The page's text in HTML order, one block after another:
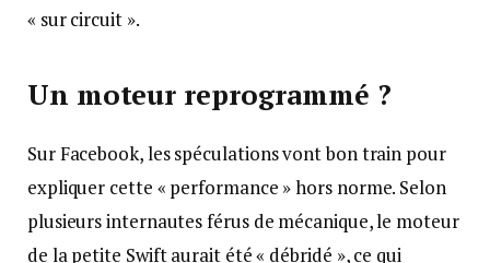
« sur circuit ».
Un moteur reprogrammé ?
Sur Facebook, les spéculations vont bon train pour
expliquer cette « performance » hors norme. Selon
plusieurs internautes férus de mécanique, le moteur
de la petite Swift aurait été « débridé », ce qui